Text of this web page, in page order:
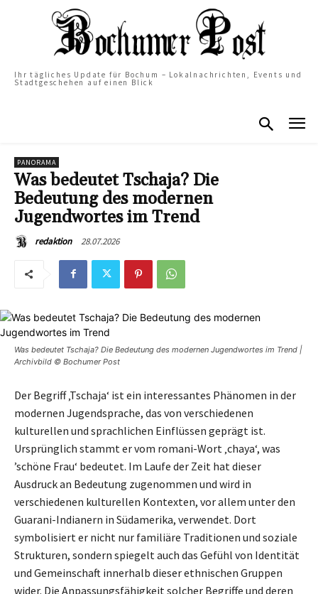
Ihr tägliches Update für Bochum – Lokalnachrichten, Events und
Stadtgeschehen auf einen Blick
PANORAMA
Was bedeutet Tschaja? Die
Bedeutung des modernen
Jugendwortes im Trend
redaktion 28.07.2026
Was bedeutet Tschaja? Die Bedeutung des modernen Jugendwortes im Trend |
Archivbild © Bochumer Post
Der Begriff ‚Tschaja‘ ist ein interessantes Phänomen in der
modernen Jugendsprache, das von verschiedenen
kulturellen und sprachlichen Einflüssen geprägt ist.
Ursprünglich stammt er vom romani-Wort ‚chaya‘, was
’schöne Frau‘ bedeutet. Im Laufe der Zeit hat dieser
Ausdruck an Bedeutung zugenommen und wird in
verschiedenen kulturellen Kontexten, vor allem unter den
Guarani-Indianern in Südamerika, verwendet. Dort
symbolisiert er nicht nur familiäre Traditionen und soziale
Strukturen, sondern spiegelt auch das Gefühl von Identität
und Gemeinschaft innerhalb dieser ethnischen Gruppen
wider. Die Anpassungsfähigkeit solcher Begriffe und deren